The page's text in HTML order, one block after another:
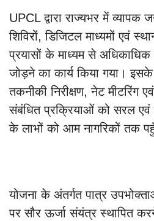
UPCL द्वारा राज्यभर में
शिविरों, डिजिटल माध्यमों एवं
प्रयासों के माध्यम से
जोड़ने का कार्य किया गया।
तकनीकी निरीक्षण, नेट मीटरिंग
संबंधित प्रक्रियाओं को सरल एवं
के लाभों को आम नागरिकों तक
योजना के अंतर्गत पात्र
पर सौर ऊर्जा संयंत्र स्थापित